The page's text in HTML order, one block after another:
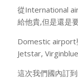
從International
給他貴,但是還是
Domestic airport
Jetstar,
這次我們國內訂